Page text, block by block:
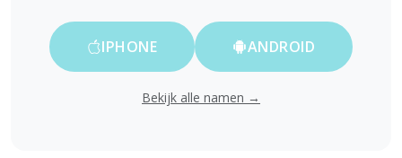
IPHONE ANDROID
Bekijk alle namen →